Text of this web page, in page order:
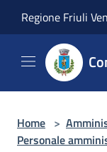
Regione Friuli
Home >
Personale